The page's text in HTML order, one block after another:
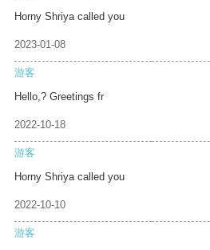
Horny Shriya called you
2023-01-08
游客
Hello,? Greetings fr
2022-10-18
游客
Horny Shriya called you
2022-10-10
游客